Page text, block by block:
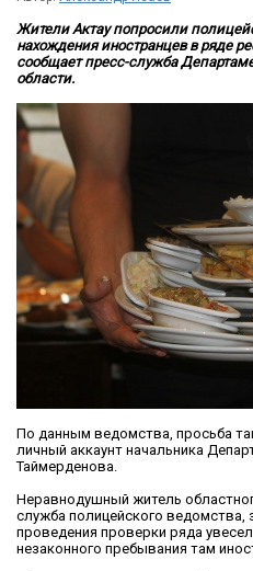
Жители Актау попросили
нахождения иностранцев в ряде
сообщает пресс-служба
области.
По данным ведомства, просьба
личный аккаунт начальника
Таймерденова.
Неравнодушный житель
служба полицейского ведомства,
проведения проверки ряда
незаконного пребывания там